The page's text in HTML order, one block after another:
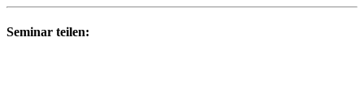
Seminar teilen: